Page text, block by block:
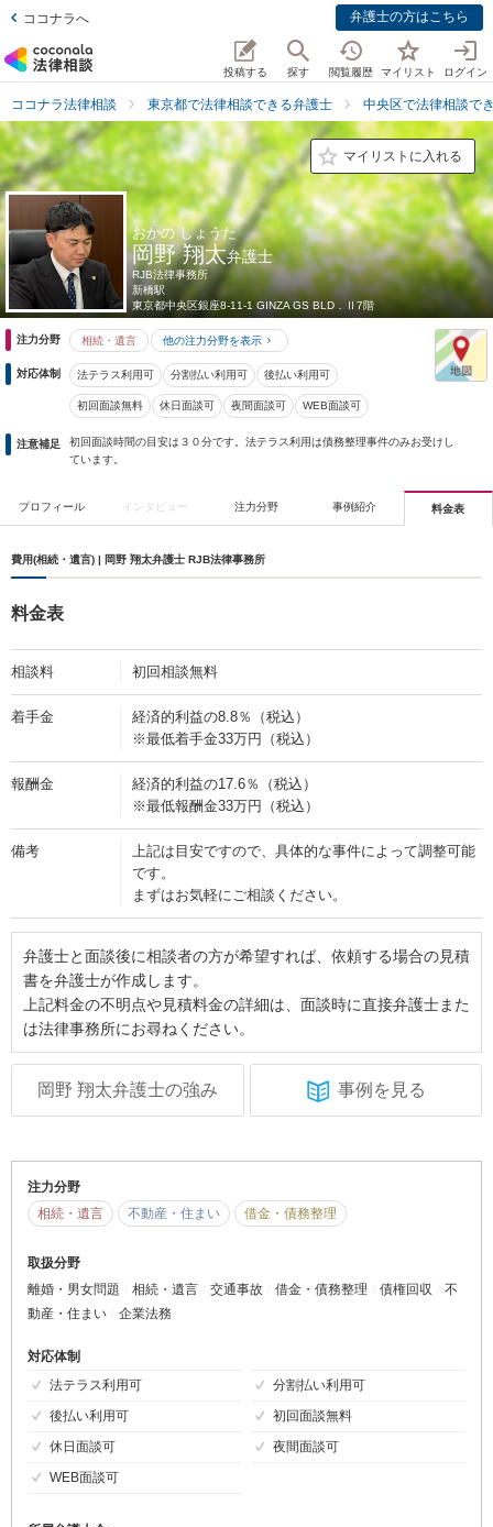
ココナラへ 弁護士の方はこちら
投稿する 探す 閲覧履歴 マイリスト ログイン
ココナラ法律相談 東京都で法律相談できる弁護士 中央区で法律相談で
マイリストに入れる
おかの しょうた
岡野 翔太弁護士
RJB法律事務所
新橋駅
東京都中央区銀座8-11-1 GINZA GS BLD．Ⅱ7階
注力分野 相続・遺言 他の注力分野を表示
対応体制 法テラス利用可 分割払い利用可 後払い利用可
初回面談無料 休日面談可 夜間面談可 WEB面談可
注意補足
初回面談時間の目安は３０分です。法テラス利用は債務整理事件のみお受けし
ています。
プロフィール インタビュー 注力分野 事例紹介 料金表
費用(相続・遺言) | 岡野 翔太弁護士 RJB法律事務所
料金表
相談料 初回相談無料
着手金
経済的利益の8.8％（税込）
※最低着手金33万円（税込）
報酬金
経済的利益の17.6％（税込）
※最低報酬金33万円（税込）
備考
上記は目安ですので、具体的な事件によって調整可能
です。
まずはお気軽にご相談ください。
弁護士と面談後に相談者の方が希望すれば、依頼する場合の見積
書を弁護士が作成します。
上記料金の不明点や見積料金の詳細は、面談時に直接弁護士また
は法律事務所にお尋ねください。
岡野 翔太弁護士の強み 事例を見る
注力分野
相続・遺言
不動産・住まい 借金・債務整理
取扱分野
離婚・男女問題
相続・遺言 交通事故 借金・債務整理 債権回収
不
動産・住まい
企業法務
対応体制
法テラス利用可
分割払い利用可
後払い利用可
初回面談無料
休日面談可
夜間面談可
WEB面談可